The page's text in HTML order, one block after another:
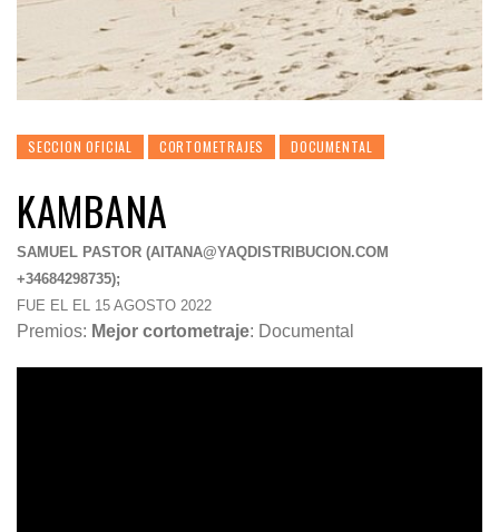
SECCION OFICIAL CORTOMETRAJES DOCUMENTAL
KAMBANA
SAMUEL PASTOR (AITANA@YAQDISTRIBUCION.COM
+34684298735);
FUE EL EL 15 AGOSTO 2022
Premios: Mejor cortometraje: Documental